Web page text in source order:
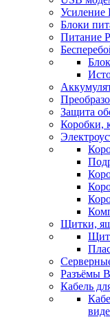
Усиление
Блоки
Питание
Защита
Коробки,
Щитки,
Разъёмы
Кабель